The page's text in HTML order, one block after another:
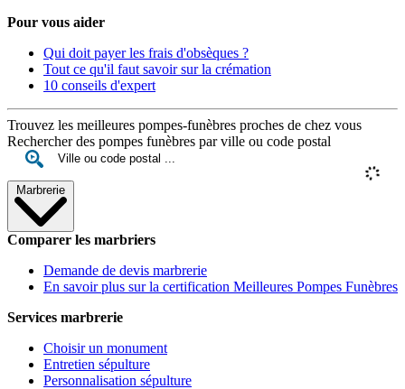
Pour vous aider
Qui doit payer les frais d'obsèques ?
Tout ce qu'il faut savoir sur la crémation
10 conseils d'expert
Trouvez les meilleures pompes-funèbres proches de chez vous
Rechercher des pompes funèbres par ville ou code postal
Marbrerie
Comparer les marbriers
Demande de devis marbrerie
En savoir plus sur la certification Meilleures Pompes Funèbres
Services marbrerie
Choisir un monument
Entretien sépulture
Personnalisation sépulture